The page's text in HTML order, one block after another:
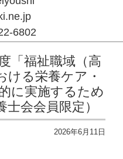
6802
「福祉職域（高
ける栄養ケア・
に実施するため
会会員限定）
2026年6月11日